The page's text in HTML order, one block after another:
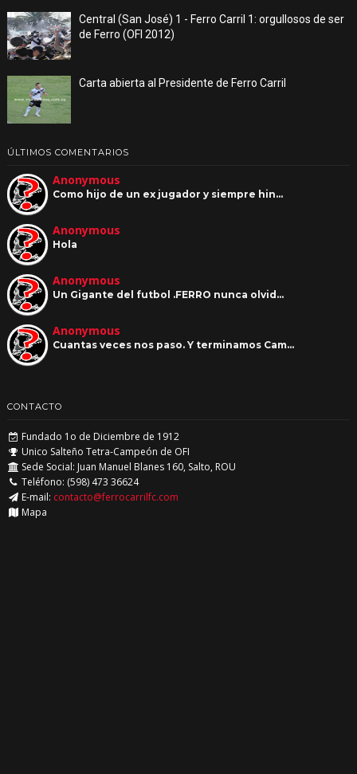
Central (San José) 1 - Ferro Carril 1: orgullosos de ser
de Ferro (OFI 2012)
Carta abierta al Presidente de Ferro Carril
ÚLTIMOS COMENTARIOS
Anonymous
Como hijo de un ex jugador y siempre hin…
Anonymous
Hola
Anonymous
Un Gigante del futbol .FERRO nunca olvid…
Anonymous
Cuantas veces nos paso. Y terminamos Cam…
CONTACTO
Fundado 1o de Diciembre de 1912
Unico Salteño Tetra-Campeón de OFI
Sede Social: Juan Manuel Blanes 160, Salto, ROU
Teléfono: (598) 473 36624
E-mail: contacto@ferrocarrilfc.com
Mapa